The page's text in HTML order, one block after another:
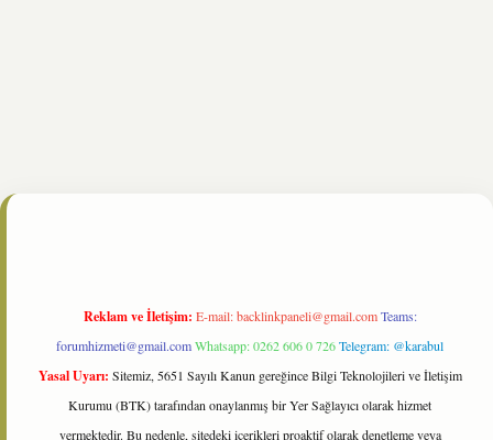
Reklam ve İletişim: E-mail:backlinkpaneli@gmail.com Teams:
forumhizmeti@gmail.comWhatsapp: 0262 606 0 726Telegram: @karabul
Yasal Uyarı: Sitemiz, 5651 Sayılı Kanun gereğince Bilgi Teknolojileri ve İletişim
Kurumu (BTK) tarafından onaylanmış bir Yer Sağlayıcı olarak hizmet
vermektedir. Bu nedenle, sitedeki içerikleri proaktif olarak denetleme veya